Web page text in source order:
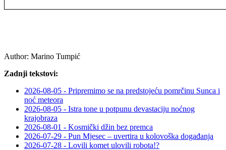
Author: Marino Tumpić
Zadnji tekstovi:
2026-08-05 - Pripremimo se na predstojeću pomrčinu Sunca i
noć meteora
2026-08-05 - Istra tone u potpunu devastaciju noćnog
krajobraza
2026-08-01 - Kosmički džin bez premca
2026-07-29 - Pun Mjesec – uvertira u kolovoška događanja
2026-07-28 - Lovili komet ulovili robota!?